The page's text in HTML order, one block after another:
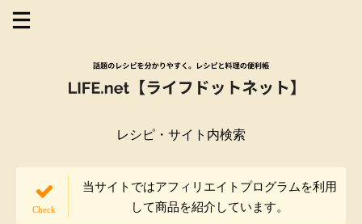
レシピ・サイト内検索
当サイトではアフィリエイトプログラムを利用
して商品を紹介しています。